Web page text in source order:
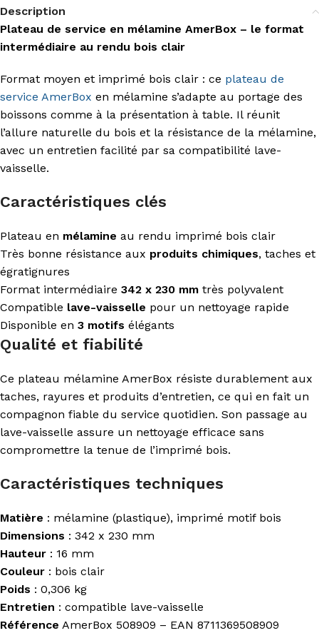
Description
Plateau de service en mélamine AmerBox – le format
intermédiaire au rendu bois clair
Format moyen et imprimé bois clair : ce plateau de
service AmerBox en mélamine s’adapte au portage des
boissons comme à la présentation à table. Il réunit
l’allure naturelle du bois et la résistance de la mélamine,
avec un entretien facilité par sa compatibilité lave-
vaisselle.
Caractéristiques clés
Plateau en mélamine au rendu imprimé bois clair
Très bonne résistance aux produits chimiques, taches et
égratignures
Format intermédiaire 342 x 230 mm très polyvalent
Compatible lave-vaisselle pour un nettoyage rapide
Disponible en 3 motifs élégants
Qualité et fiabilité
Ce plateau mélamine AmerBox résiste durablement aux
taches, rayures et produits d’entretien, ce qui en fait un
compagnon fiable du service quotidien. Son passage au
lave-vaisselle assure un nettoyage efficace sans
compromettre la tenue de l’imprimé bois.
Caractéristiques techniques
Matière : mélamine (plastique), imprimé motif bois
Dimensions : 342 x 230 mm
Hauteur : 16 mm
Couleur : bois clair
Poids : 0,306 kg
Entretien : compatible lave-vaisselle
Référence AmerBox 508909 – EAN 8711369508909